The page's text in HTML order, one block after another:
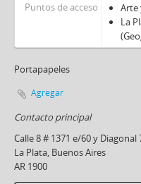
Puntos de acceso
Arte
La
Portapapeles
Agregar
Contacto principal
Calle 8 # 1371 e/60 y Diagonal
La Plata, Buenos Aires
AR 1900